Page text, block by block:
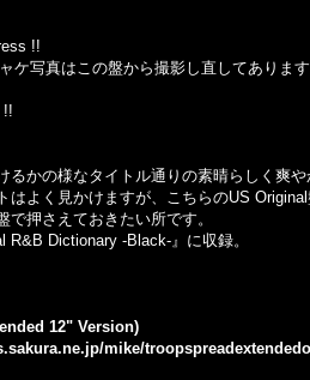
!!
ケ写真はこの盤から撮影し直してありま
!!
るかの様なタイトル通りの素晴らしく爽
はよく見かけますが、こちらのUS
押さえておきたい所です。
R&B Dictionary -Black-』に収録。
12" Version)
mike/